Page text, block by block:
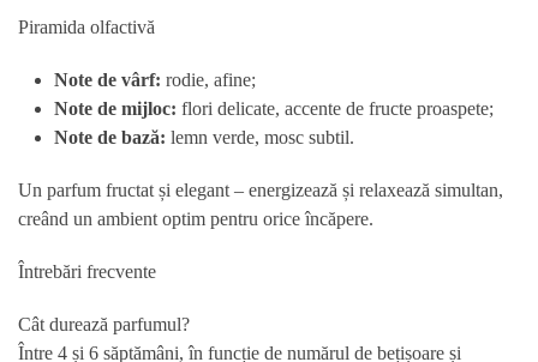
Piramida olfactivă
Note de vârf: rodie, afine;
Note de mijloc: flori delicate, accente de fructe proaspete;
Note de bază: lemn verde, mosc subtil.
Un parfum fructat și elegant – energizează și relaxează simultan,
creând un ambient optim pentru orice încăpere.
Întrebări frecvente
Cât durează parfumul?
Între 4 și 6 săptămâni, în funcție de numărul de bețișoare și